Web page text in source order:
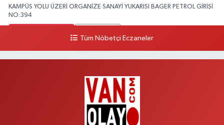
KAMPÜS YOLU ÜZERİ ORGANİZE SANAYİ YUKARISI BAGER PETROL GİRİŞİ
NO:394
HEKİM HASTANESİ ACİL KARŞISI
Yol Tarifi Al
Tüm Nöbetçi Eczaneler